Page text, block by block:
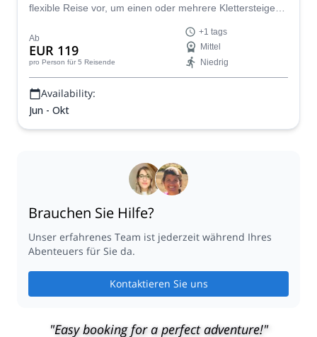
historischen Sehenswürdigkeiten oder authentischen lokalen
die perfekt zu Ihren Interessen und Ihrem Fitnesslevel passt.
Bereit, die Dolomiten auf Ihre Weise zu erleben? Lassen Sie
uns Ihr perfektes Abenteuer gestalten!
flexible Reise vor, um einen oder mehrere Klettersteige
erkunden. Wählen Sie einfach Ihre Lieblingsrouten aus
und er wird Sie dorthin führen!
Ab
EUR 119
pro Person für 5 Reisende
+1 tags
Mittel
Niedrig
Availability:
Jun - Okt
Brauchen Sie Hilfe?
Unser erfahrenes Team ist jederzeit während Ihres
Abenteuers für Sie da.
Kontaktieren Sie uns
"Easy booking for a perfect adventure!"